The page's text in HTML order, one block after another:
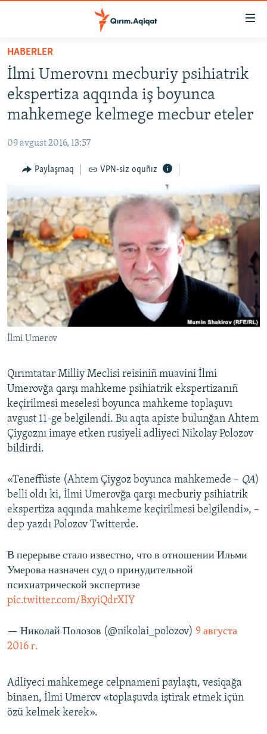
Esas
mündericege
qaytmaq
Baş
navigatsiyağa
qaytmaq
Qıdıruvğa
qaytmaq
HABERLER
SİYASET
İQTİSADİYAT
MEDENİYET
İNSAN AQLARI
SÜRET
BLOGLAR
FİKİR
Русский
Українською
QOŞULIÑIZ!
RFE/RS bütün saytları
HABERLER
İlmi Umerovnı mecburiy psihiatrik
ekspertiza aqqında iş boyunca
mahkemege kelmege mecbur eteler
09 avgust 2016, 13:57
Paylaşmaq VPN-siz oquñız
İlmi Umerov
Qırımtatar Milliy Meclisi reisiniñ muavini İlmi
Umerovğa qarşı mahkeme psihiatrik ekspertizanıñ
keçirilmesi meselesi boyunca mahkeme toplaşuvı
avgust 11-ge belgilendi. Bu aqta apiste bulunğan Ahtem
Çiygoznı imaye etken rusiyeli adliyeci Nikolay Polozov
bildirdi.
«Teneffüste (Ahtem Çiygoz boyunca mahkemede – QA)
belli oldı ki, İlmi Umerovğa qarşı mecburiy psihiatrik
ekspertiza aqqında mahkeme keçirilmesi belgilendi», –
dep yazdı Polozov Twitterde.
В перерыве стало известно, что в отношении Ильми
Умерова назначен суд о принудительной
психиатрической экспертизе
pic.twitter.com/BxyiQdrXIY
— Николай Полозов (@nikolai_polozov) 9 августа
2016 г.
Adliyeci mahkemege celpnameni paylaştı, vesiqağa
binaen, İlmi Umerov «toplaşuvda iştirak etmek içün
özü kelmek kerek».